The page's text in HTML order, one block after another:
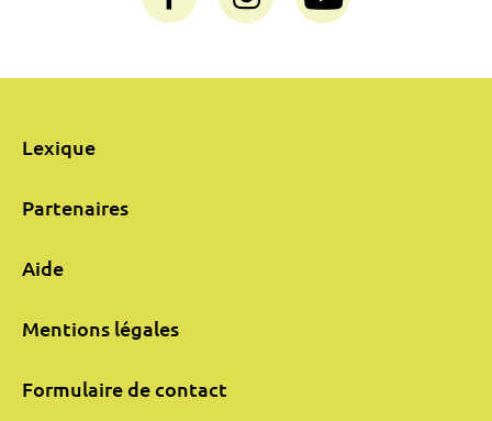
Lexique
Partenaires
Aide
Mentions légales
Formulaire de contact